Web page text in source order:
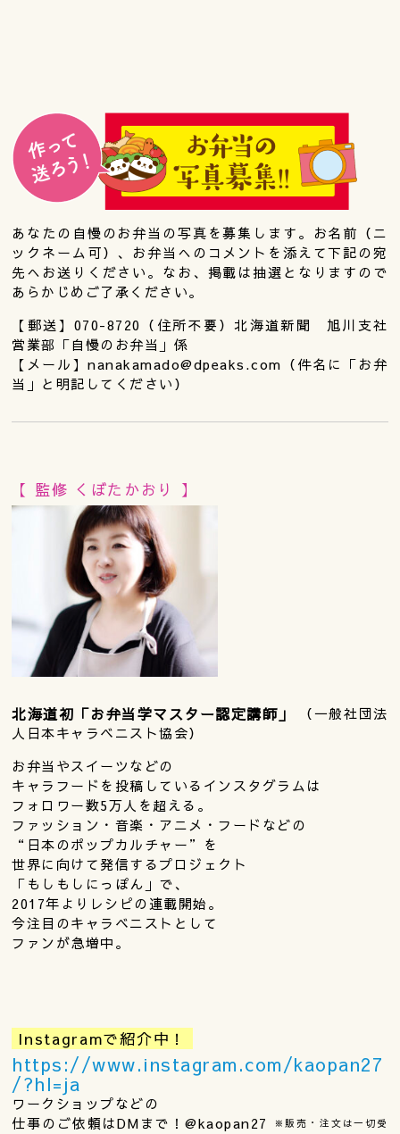
あなたの自慢のお弁当の写真を募集します。お名前（ニ
ックネーム可）、お弁当へのコメントを添えて下記の宛
先へお送りください。なお、掲載は抽選となりますので
あらかじめご了承ください。
【郵送】070-8720（住所不要）北海道新聞 旭川支社
営業部「自慢のお弁当」係
【メール】nanakamado@dpeaks.com（件名に「お弁
当」と明記してください）
【 監修 くぼたかおり 】
北海道初「お弁当学マスター認定講師」
（一般社団法
人日本キャラベニスト協会）
お弁当やスイーツなどの
キャラフードを投稿しているインスタグラムは
フォロワー数5万人を超える。
ファッション・音楽・アニメ・フードなどの
“日本のポップカルチャー”を
世界に向けて発信するプロジェクト
「もしもしにっぽん」で、
2017年よりレシピの連載開始。
今注目のキャラベニストとして
ファンが急増中。
Instagramで紹介中！
https://www.instagram.com/kaopan27
/?hl=ja
ワークショップなどの
仕事のご依頼はDMまで！@kaopan27
※販売・注文は一切受